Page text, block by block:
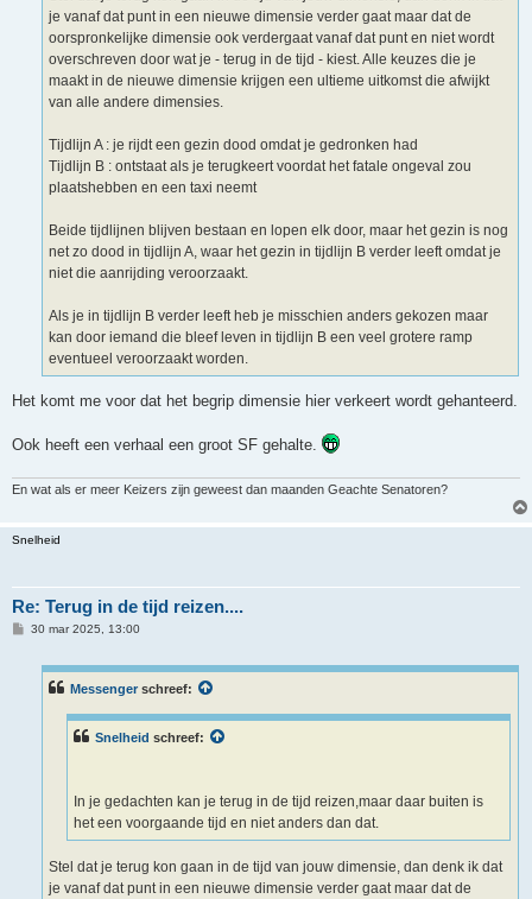
je vanaf dat punt in een nieuwe dimensie verder gaat maar dat de
oorspronkelijke dimensie ook verdergaat vanaf dat punt en niet wordt
overschreven door wat je - terug in de tijd - kiest. Alle keuzes die je
maakt in de nieuwe dimensie krijgen een ultieme uitkomst die afwijkt
van alle andere dimensies.
Tijdlijn A : je rijdt een gezin dood omdat je gedronken had
Tijdlijn B : ontstaat als je terugkeert voordat het fatale ongeval zou
plaatshebben en een taxi neemt
Beide tijdlijnen blijven bestaan en lopen elk door, maar het gezin is nog
net zo dood in tijdlijn A, waar het gezin in tijdlijn B verder leeft omdat je
niet die aanrijding veroorzaakt.
Als je in tijdlijn B verder leeft heb je misschien anders gekozen maar
kan door iemand die bleef leven in tijdlijn B een veel grotere ramp
eventueel veroorzaakt worden.
Het komt me voor dat het begrip dimensie hier verkeert wordt gehanteerd.
Ook heeft een verhaal een groot SF gehalte.
En wat als er meer Keizers zijn geweest dan maanden Geachte Senatoren?
Snelheid
Re: Terug in de tijd reizen....
B30 mar 2025, 13:00
Messenger schreef:
Snelheid schreef:
In je gedachten kan je terug in de tijd reizen,maar daar buiten is
het een voorgaande tijd en niet anders dan dat.
Stel dat je terug kon gaan in de tijd van jouw dimensie, dan denk ik dat
je vanaf dat punt in een nieuwe dimensie verder gaat maar dat de